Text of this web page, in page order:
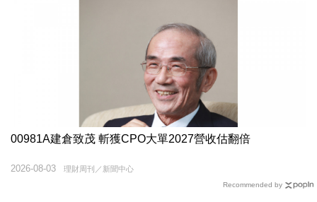
00981A建倉致茂 斬獲CPO大單2027營收估翻倍
理財周刊／新聞中心
2026-08-03
Recommended by